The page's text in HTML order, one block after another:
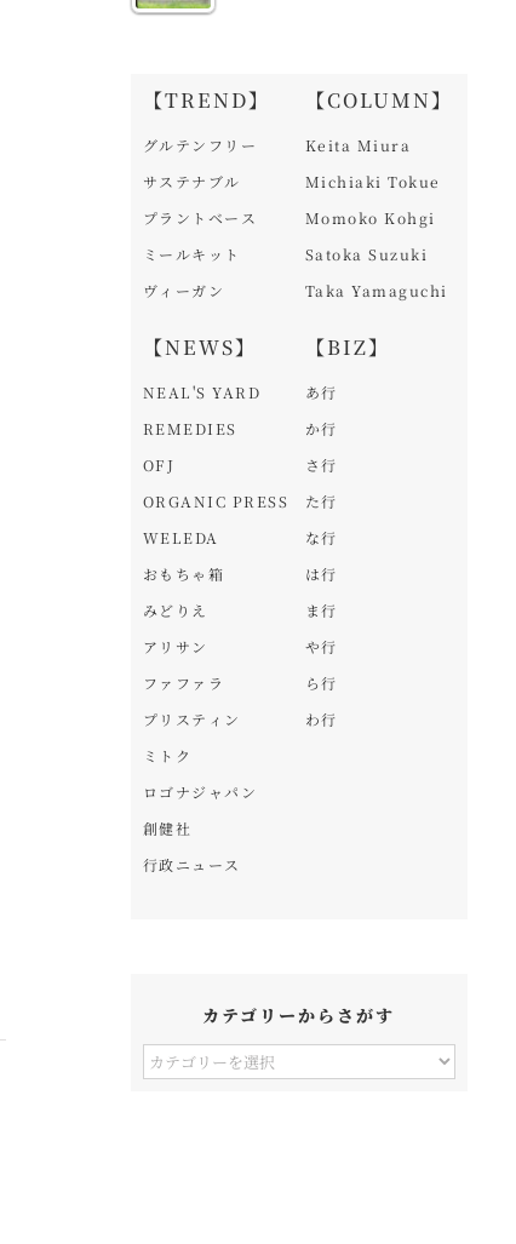
【TREND】
グルテンフリー
サステナブル
プラントベース
ミールキット
ヴィーガン
【NEWS】
NEAL'S YARD
REMEDIES
OFJ
ORGANIC PRESS
WELEDA
おもちゃ箱
みどりえ
アリサン
ファファラ
プリスティン
ミトク
ロゴナジャパン
創健社
行政ニュース
【COLUMN】
Keita Miura
Michiaki Tokue
Momoko Kohgi
Satoka Suzuki
Taka Yamaguchi
【BIZ】
あ行
か行
さ行
た行
な行
は行
ま行
や行
ら行
わ行
カテゴリーからさがす
カ